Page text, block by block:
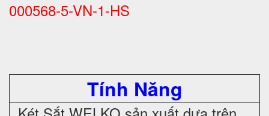
000568-5-VN-1-HS
Tính Năng